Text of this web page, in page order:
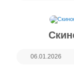
06.01.2026